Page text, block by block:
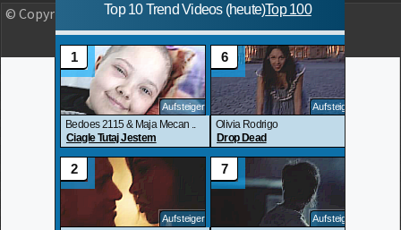
© Copyright 2023 OLJO